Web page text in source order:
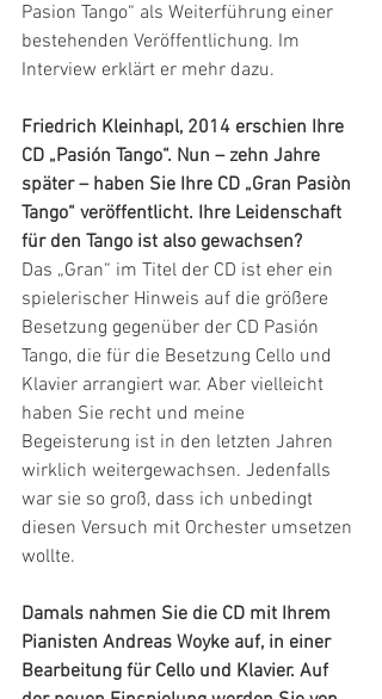
Pasion Tango“ als Weiterführung einer
bestehenden Veröffentlichung. Im
Interview erklärt er mehr dazu.
Friedrich Kleinhapl, 2014 erschien Ihre
CD „Pasión Tango“. Nun – zehn Jahre
später – haben Sie Ihre CD „Gran Pasiòn
Tango“ veröffentlicht. Ihre Leidenschaft
für den Tango ist also gewachsen?
Das „Gran“ im Titel der CD ist eher ein
spielerischer Hinweis auf die größere
Besetzung gegenüber der CD Pasión
Tango, die für die Besetzung Cello und
Klavier arrangiert war. Aber vielleicht
haben Sie recht und meine
Begeisterung ist in den letzten Jahren
wirklich weitergewachsen. Jedenfalls
war sie so groß, dass ich unbedingt
diesen Versuch mit Orchester umsetzen
wollte.
Damals nahmen Sie die CD mit Ihrem
Pianisten Andreas Woyke auf, in einer
Bearbeitung für Cello und Klavier. Auf